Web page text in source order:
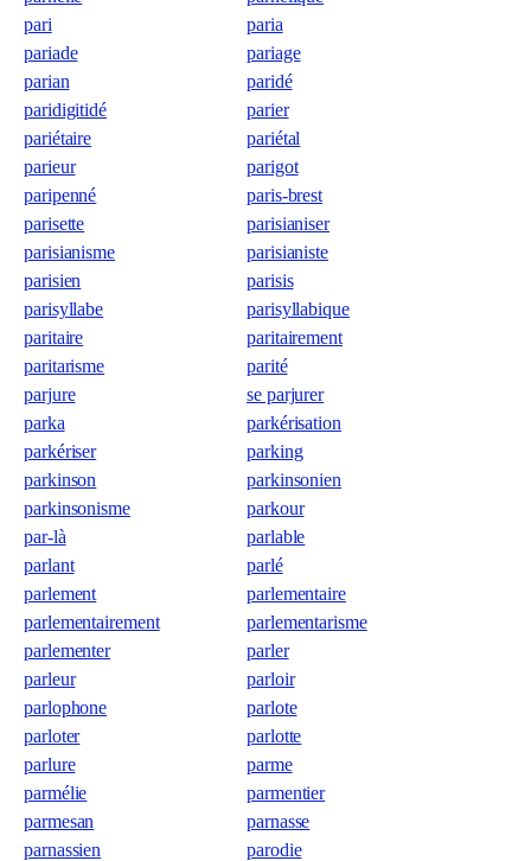
pari
paria
pariade
pariage
parian
paridé
paridigitidé
parier
pariétaire
pariétal
parieur
parigot
paripenné
paris-brest
parisette
parisianiser
parisianisme
parisianiste
parisien
parisis
parisyllabe
parisyllabique
paritaire
paritairement
paritarisme
parité
parjure
se parjurer
parka
parkérisation
parkériser
parking
parkinson
parkinsonien
parkinsonisme
parkour
par-là
parlable
parlant
parlé
parlement
parlementaire
parlementairement
parlementarisme
parlementer
parler
parleur
parloir
parlophone
parlote
parloter
parlotte
parlure
parme
parmélie
parmentier
parmesan
parnasse
parnassien
parodie